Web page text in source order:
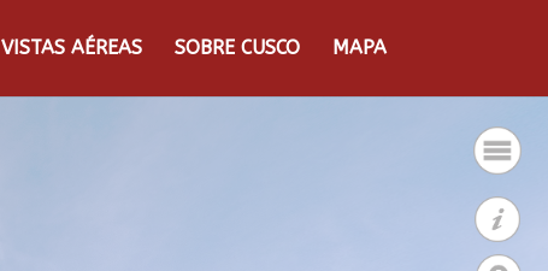
VISTAS AÉREAS SOBRE CUSCO MAPA